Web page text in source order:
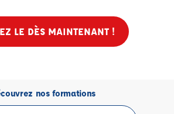
LE DÈS MAINTENANT !
nos formations